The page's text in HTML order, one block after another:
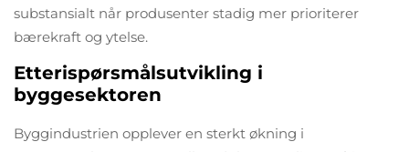
substansialt når produsenter stadig mer prioriterer
bærekraft og ytelse.
Etterispørsmålsutvikling i
byggesektoren
Byggindustrien opplever en sterkt økning i